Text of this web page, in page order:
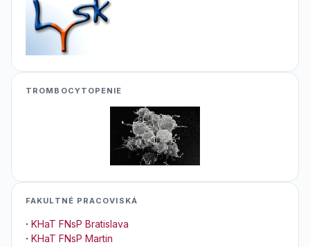
TROMBOCYTOPENIE
FAKULTNÉ PRACOVISKÁ
· KHaT FNsP Bratislava
· KHaT FNsP Martin